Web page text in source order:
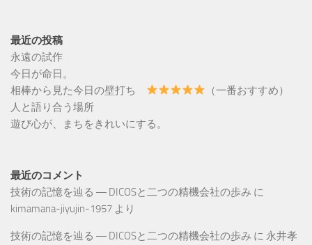
最近の投稿
永遠の試作
今日が命日。
相棒から見た今日の壁打ち
（一番おすすめ）
人と語り合う場所
遊び心が、まちをきれいにする。
最近のコメント
技術の記憶を辿る ― DICOSと二つの精機会社の歩み に
kimamana-jiyujin-1957 より
技術の記憶を辿る ― DICOSと二つの精機会社の歩み に 永井孝